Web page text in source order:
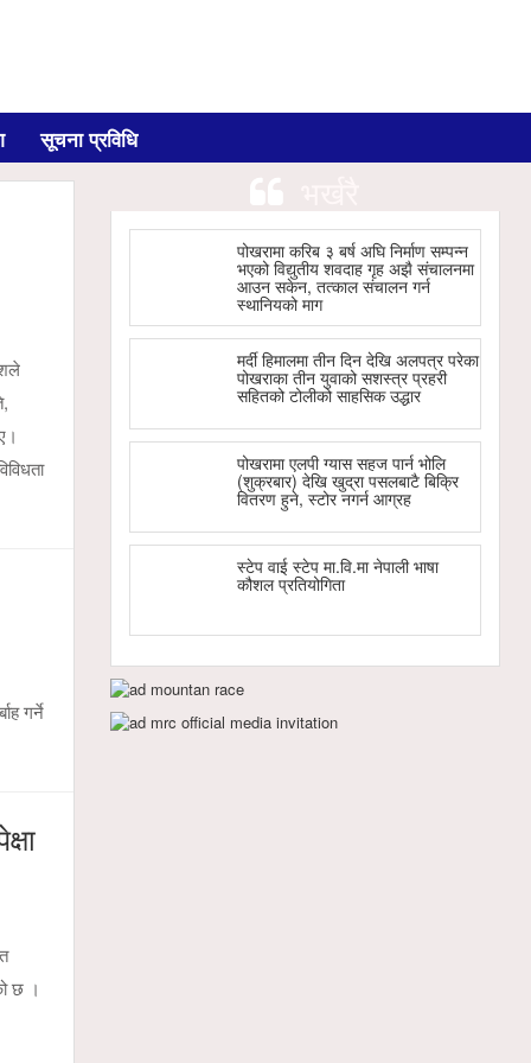
सूचना प्रविधि
गर्ने
छ ।
पोखरामा करिब ३ बर्ष अघि निर्माण सम्पन्न
भएको विद्युतीय शवदाह गृह अझै संचालनमा
आउन सकेन, तत्काल संचालन गर्न
स्थानियको माग
मर्दी हिमालमा तीन दिन देखि अलपत्र परेका
पोखराका तीन युवाको सशस्त्र प्रहरी
सहितको टोलीको साहसिक उद्धार
पोखरामा एलपी ग्यास सहज पार्न भोलि
(शुक्रबार) देखि खुद्रा पसलबाटै बिक्रि
वितरण हुने, स्टोर नगर्न आग्रह
स्टेप वाई स्टेप मा.वि.मा नेपाली भाषा
कौशल प्रतियोगिता